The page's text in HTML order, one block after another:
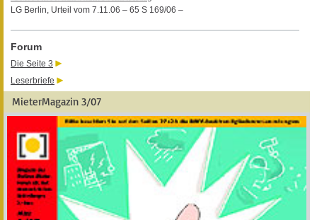
LG Berlin, Urteil vom 7.11.06 – 65 S 169/06 –
Forum
Die Seite 3
Leserbriefe
MieterMagazin 3/07